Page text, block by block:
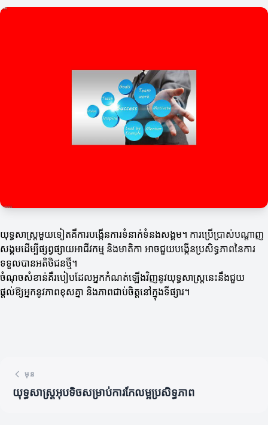
យុទ្ធសាស្ត្រមួយទៀតគឺការបង្កើនការទំនាក់ទំនងសង្គម។ ការប្រើប្រាស់បណ្ដាញ
សង្គមដើម្បីផ្សព្វផ្សាយអាជីវកម្ម និងមាតិកា អាចជួយបង្កើនប្រសិទ្ធភាពនៃការ
ទទួលបានអតិថិជនថ្មី។
ចំណុចសំខាន់គឺរបៀបដែលអ្នកកំណត់ឡើងវិញនូវយុទ្ធសាស្ត្រនេះនឹងជួយ
ផ្តល់ឱ្យអ្នកនូវភាពខុសគ្នា និងភាពជាប់ចិត្តនៅក្នុងទីផ្សារ។
មុន
យុទ្ធសាស្ត្រអុបទិចសម្រាប់ការកែលម្អប្រសិទ្ធភាព